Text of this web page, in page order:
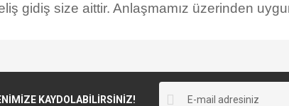
gidiş size aittir. Anlaşmamız üzerinden
KAYDOLABİLİRSİNİZ!